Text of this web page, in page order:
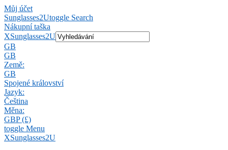
Můj účet
Sunglasses2Utoggle Search
Nákupní taška
XSunglasses2U
GB
GB
Země:
GB
Spojené království
Jazyk:
Čeština
Měna:
GBP (£)
toggle Menu
XSunglasses2U